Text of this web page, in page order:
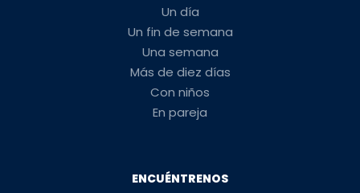
Un día
Un fin de semana
Una semana
Más de diez días
Con niños
En pareja
ENCUÉNTRENOS